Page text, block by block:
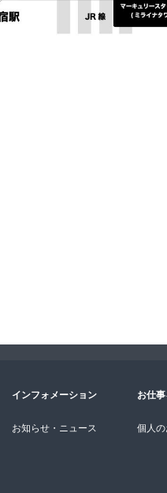
インフォメーション
お知らせ・ニュース
お仕
個人